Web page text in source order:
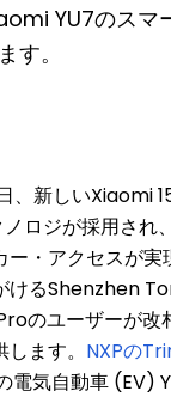
YU7のス
す。
新しいXiaomi
ロジが採用され
ー・アクセスが
るShenzhen
のユーザーが
ます。 NXPの
電気自動車 (EV)